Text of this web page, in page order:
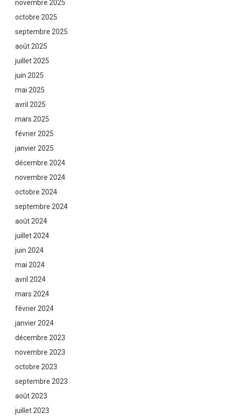
novembre 2025
octobre 2025
septembre 2025
août 2025
juillet 2025
juin 2025
mai 2025
avril 2025
mars 2025
février 2025
janvier 2025
décembre 2024
novembre 2024
octobre 2024
septembre 2024
août 2024
juillet 2024
juin 2024
mai 2024
avril 2024
mars 2024
février 2024
janvier 2024
décembre 2023
novembre 2023
octobre 2023
septembre 2023
août 2023
juillet 2023